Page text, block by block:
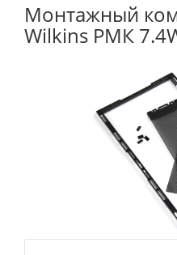
Монтажный
Wilkins РМК